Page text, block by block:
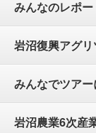
みんなのレポー
岩沼復興アグ
みんなでツアー
岩沼農業6次産